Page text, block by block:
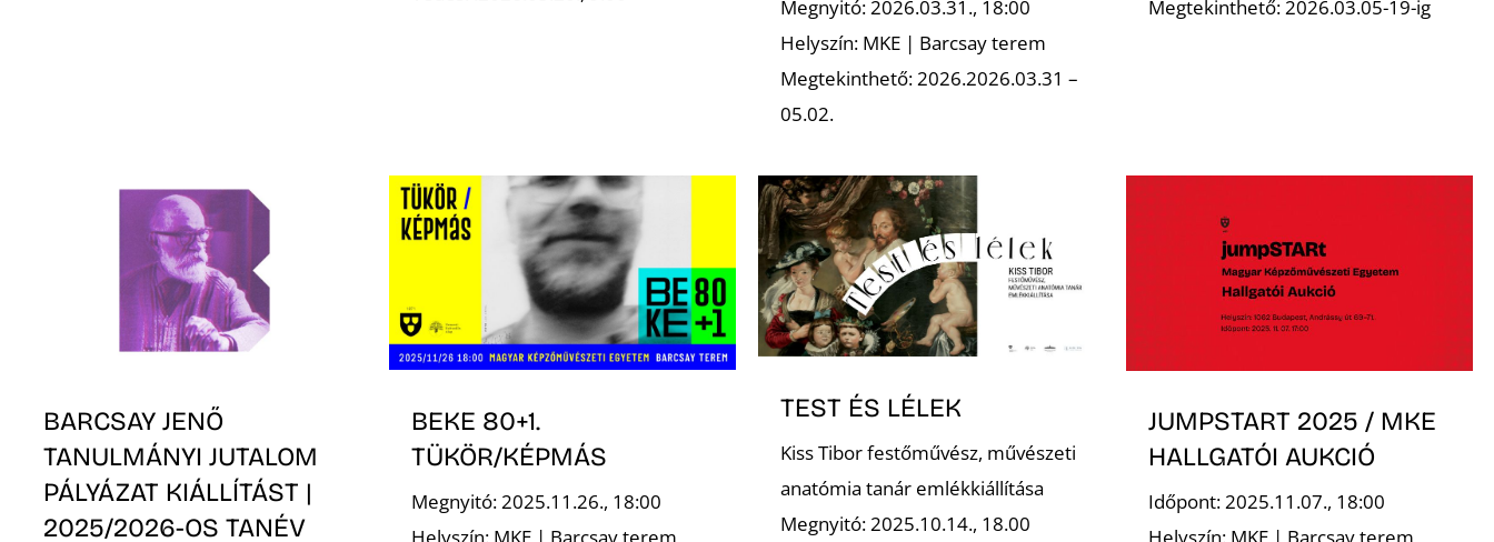
Megnyitó: 2026.03.31., 18:00
Helyszín: MKE | Barcsay terem
Megtekinthető: 2026.2026.03.31 –
05.02.
Megtekinthető: 2026.03.05-19-ig
BARCSAY JENŐ
TANULMÁNYI JUTALOM
PÁLYÁZAT KIÁLLÍTÁST |
2025/2026-OS TANÉV
BEKE 80+1.
TÜKÖR/KÉPMÁS
Megnyitó: 2025.11.26., 18:00
TEST ÉS LÉLEK
Kiss Tibor festőművész, művészeti
anatómia tanár emlékkiállítása
Megnyitó: 2025.10.14., 18.00
JUMPSTART 2025 / MKE
HALLGATÓI AUKCIÓ
Időpont: 2025.11.07., 18:00